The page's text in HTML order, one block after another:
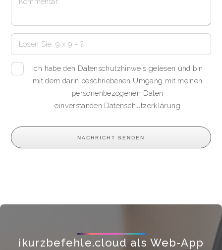
Ich habe den Datenschutzhinweis gelesen und bin
mit dem darin beschriebenen Umgang mit meinen
personenbezogenen Daten
einverstanden. Datenschutzerklärung
ikurzbefehle.cloud als Web-App